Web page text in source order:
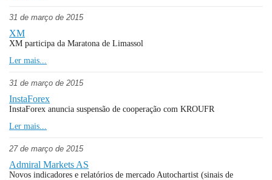
31 de março de 2015
XM
XM participa da Maratona de Limassol
Ler mais...
31 de março de 2015
InstaForex
InstaForex anuncia suspensão de cooperação com KROUFR
Ler mais...
27 de março de 2015
Admiral Markets AS
Novos indicadores e relatórios de mercado Autochartist (sinais de